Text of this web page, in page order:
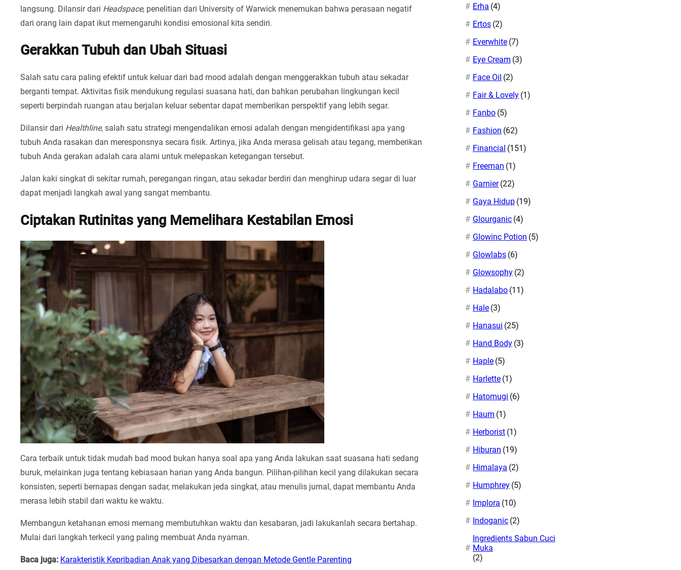
langsung. Dilansir dari Headspace, penelitian dari University of Warwick menemukan bahwa perasaan negatif
dari orang lain dapat ikut memengaruhi kondisi emosional kita sendiri.
Gerakkan Tubuh dan Ubah Situasi
Salah satu cara paling efektif untuk keluar dari bad mood adalah dengan menggerakkan tubuh atau sekadar
berganti tempat. Aktivitas fisik mendukung regulasi suasana hati, dan bahkan perubahan lingkungan kecil
seperti berpindah ruangan atau berjalan keluar sebentar dapat memberikan perspektif yang lebih segar.
Dilansir dari Healthline, salah satu strategi mengendalikan emosi adalah dengan mengidentifikasi apa yang
tubuh Anda rasakan dan meresponsnya secara fisik. Artinya, jika Anda merasa gelisah atau tegang, memberikan
tubuh Anda gerakan adalah cara alami untuk melepaskan ketegangan tersebut.
Jalan kaki singkat di sekitar rumah, peregangan ringan, atau sekadar berdiri dan menghirup udara segar di luar
dapat menjadi langkah awal yang sangat membantu.
Ciptakan Rutinitas yang Memelihara Kestabilan Emosi
Cara terbaik untuk tidak mudah bad mood bukan hanya soal apa yang Anda lakukan saat suasana hati sedang
buruk, melainkan juga tentang kebiasaan harian yang Anda bangun. Pilihan-pilihan kecil yang dilakukan secara
konsisten, seperti bernapas dengan sadar, melakukan jeda singkat, atau menulis jurnal, dapat membantu Anda
merasa lebih stabil dari waktu ke waktu.
Membangun ketahanan emosi memang membutuhkan waktu dan kesabaran, jadi lakukanlah secara bertahap.
Mulai dari langkah terkecil yang paling membuat Anda nyaman.
Baca juga: Karakteristik Kepribadian Anak yang Dibesarkan dengan Metode Gentle Parenting
Erha (4)
Ertos (2)
Everwhite (7)
Eye Cream (3)
Face Oil (2)
Fair & Lovely (1)
Fanbo (5)
Fashion (62)
Financial (151)
Freeman (1)
Garnier (22)
Gaya Hidup (19)
Glourganic (4)
Glowinc Potion (5)
Glowlabs (6)
Glowsophy (2)
Hadalabo (11)
Hale (3)
Hanasui (25)
Hand Body (3)
Haple (5)
Harlette (1)
Hatomugi (6)
Haum (1)
Herborist (1)
Hiburan (19)
Himalaya (2)
Humphrey (5)
Implora (10)
Indoganic (2)
Ingredients Sabun Cuci
Muka
(2)